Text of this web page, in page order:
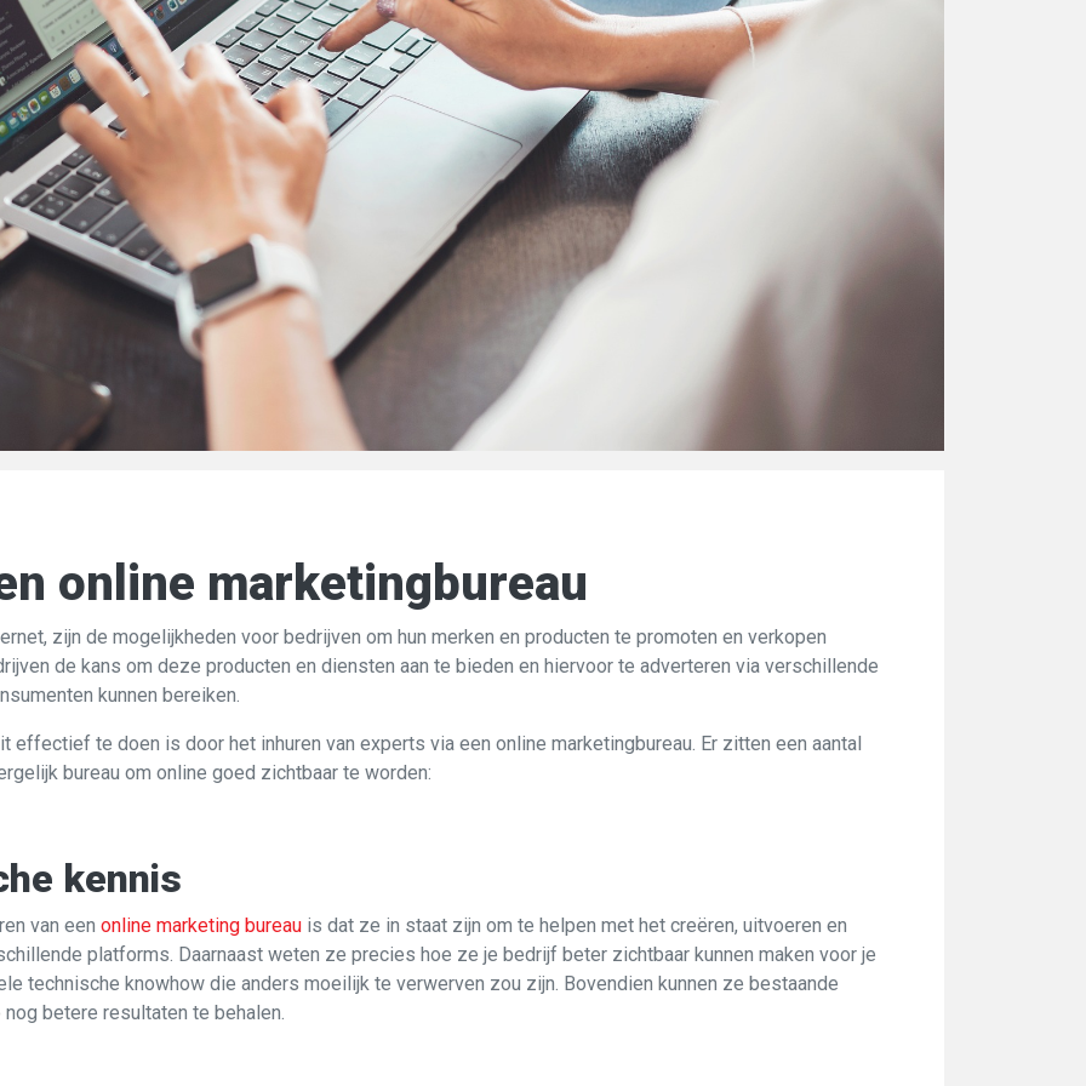
online marketingbureau
zijn de mogelijkheden voor bedrijven om hun merken en producten te promoten en verkopen
de kans om deze producten en diensten aan te bieden en hiervoor te adverteren via verschillende
kunnen bereiken.
effectief te doen is door het inhuren van experts via een online marketingbureau. Er zitten een aantal
bureau om online goed zichtbaar te worden:
kennis
van een online marketing bureau is dat ze in staat zijn om te helpen met het creëren, uitvoeren en
platforms. Daarnaast weten ze precies hoe ze je bedrijf beter zichtbaar kunnen maken voor je
technische knowhow die anders moeilijk te verwerven zou zijn. Bovendien kunnen ze bestaande
betere resultaten te behalen.